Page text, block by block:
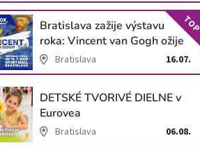
Bratislava zažije výstavu
roka: Vincent van Gogh ožije
v unikátnej imerzívnej šou!
Bratislava 16.07.
TOP
DETSKÉ TVORIVÉ DIELNE v
Eurovea
Bratislava 06.08.